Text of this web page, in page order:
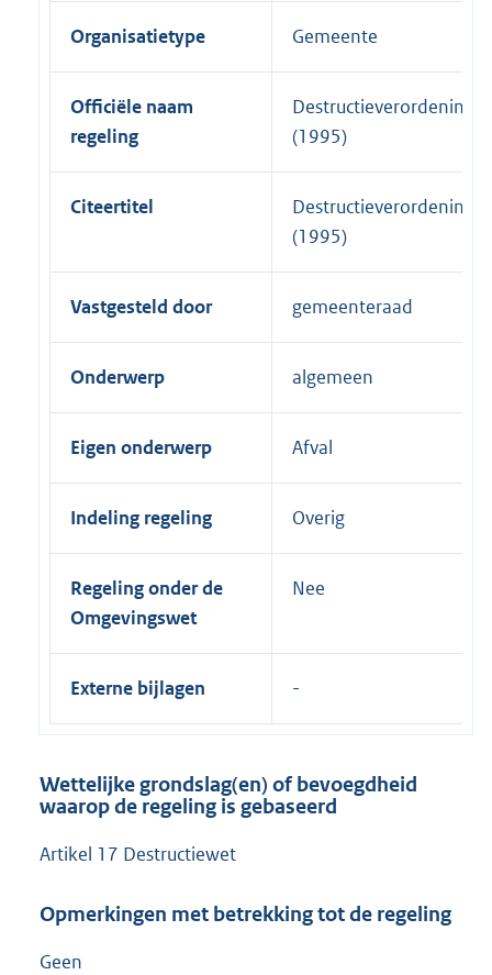
Organisatietype Gemeente
Officiële naam
regeling
Destructieverordening
(1995)
Citeertitel
Destructieverordening
(1995)
Vastgesteld door gemeenteraad
Onderwerp algemeen
Eigen onderwerp Afval
Indeling regeling Overig
Regeling onder de
Omgevingswet
Nee
Externe bijlagen
Wettelijke grondslag(en) of bevoegdheid
waarop de regeling is gebaseerd
Artikel 17 Destructiewet
Opmerkingen met betrekking tot de regeling
Geen